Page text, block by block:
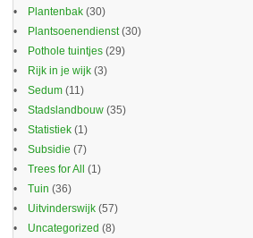
Plantenbak (30)
Plantsoenendienst(30)
Pothole tuintjes (29)
Rijk in je wijk (3)
Sedum (11)
Stadslandbouw (35)
Statistiek (1)
Subsidie (7)
Trees for All
(1)
Tuin (36)
Uitvinderswijk (57)
Uncategorized (8)